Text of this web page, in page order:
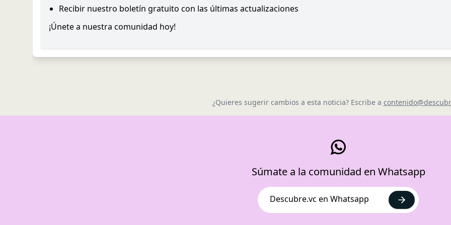
Recibir nuestro boletín gratuito con las últimas actualizaciones
¡Únete a nuestra comunidad hoy!
¿Quieres sugerir cambios a esta noticia? Escribe a
Súmate a la comunidad en Whatsapp
Descubre.vc en Whatsapp